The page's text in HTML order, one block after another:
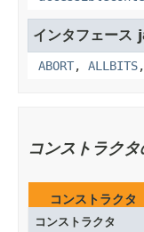
インタフェー
ABORT, ALLBITS,
コンストラク
コンストラクタ
コンストラクタ